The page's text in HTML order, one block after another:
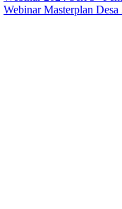
Webinar Masterplan